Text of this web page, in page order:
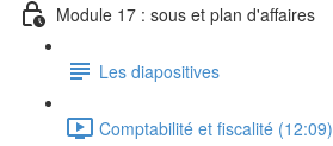
Module 17 : sous et plan d'affaires
Les diapositives
Comptabilité et fiscalité (12:09)